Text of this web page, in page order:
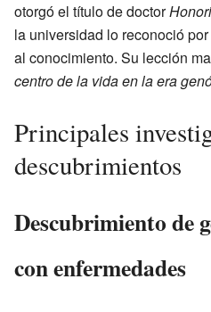
otorgó el título de doctor
la universidad lo reconoció
al conocimiento. Su lección
centro de la vida en la era
Principales
descubrimientos
Descubrimiento de
con enfermedades